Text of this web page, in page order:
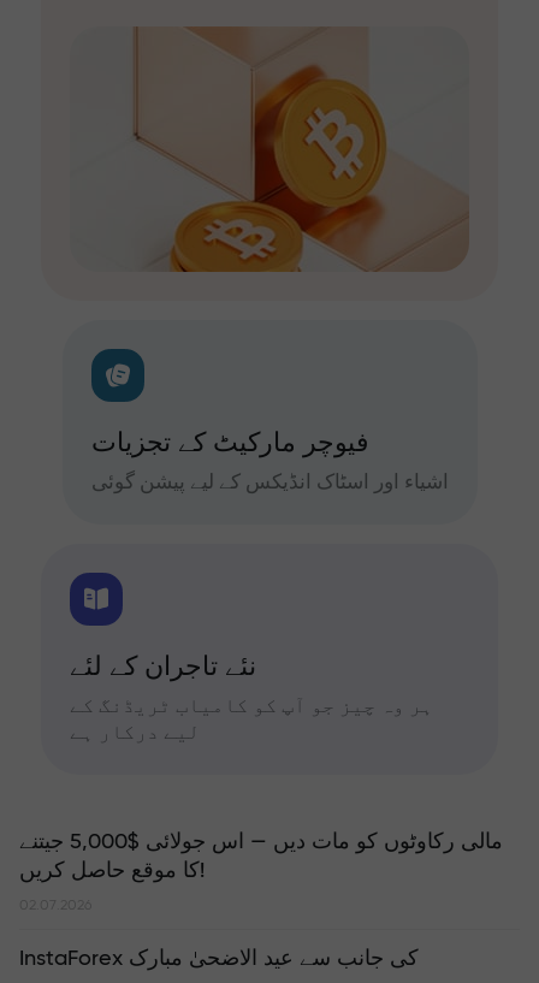
فیوچر مارکیٹ کے تجزیات
اشیاء اور اسٹاک انڈیکس کے لیے پیشن گوئی
نئے تاجران کے لئے
ہر وہ چیز جو آپ کو کامیاب ٹریڈنگ کے
لیے درکار ہے
مالی رکاوٹوں کو مات دیں — اس جولائی $5,000 جیتنے
کا موقع حاصل کریں!
02.07.2026
InstaForex کی جانب سے عید الاضحیٰ مبارک